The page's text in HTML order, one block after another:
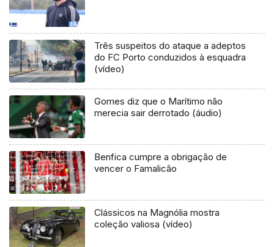
Três suspeitos do ataque a adeptos
do FC Porto conduzidos à esquadra
(vídeo)
Gomes diz que o Marítimo não
merecia sair derrotado (áudio)
Benfica cumpre a obrigação de
vencer o Famalicão
Clássicos na Magnólia mostra
coleção valiosa (vídeo)